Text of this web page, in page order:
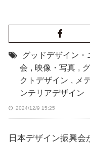
グッドデザイン・
会 , 映像・写真 ,
クトデザイン , メ
ンテリアデザイン
2024/12/9 15:25
日本デザイン振興